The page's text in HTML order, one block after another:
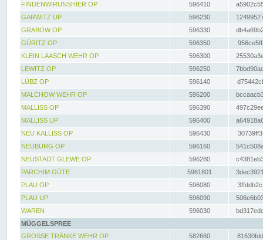
FINDENWIRUNSHIER OP
596410
GARWITZ UP
596230
GRABOW OP
596330
GÜRITZ OP
596350
KLEIN LAASCH WEHR OP
596300
LEWITZ OP
596250
LÜBZ OP
596140
MALCHOW WEHR OP
596200
MALLISS OP
596390
MALLISS UP
596400
NEU KALLISS OP
596430
NEUBURG OP
596160
NEUSTADT GLEWE OP
596280
PARCHIM GÜTE
5961801
PLAU OP
596080
PLAU UP
596090
WAREN
596030
MÜGGELSPREE
GROSSE TRÄNKE WEHR OP
582660